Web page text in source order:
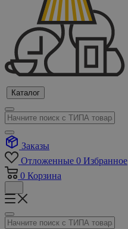
Каталог
Заказы
Отложенные 0 Избранное
0 Корзина